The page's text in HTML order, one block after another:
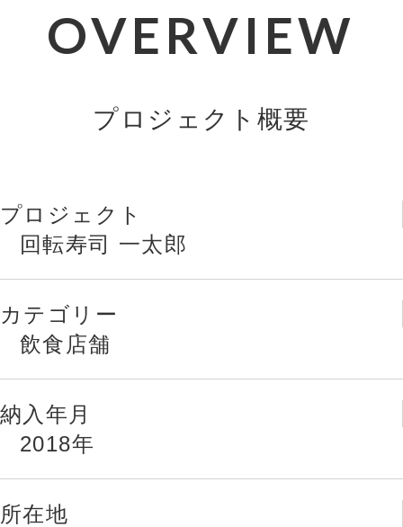
OVERVIEW
プロジェクト概要
プロジェクト
回転寿司 一太郎
カテゴリー
飲食店舗
納入年月
2018年
所在地